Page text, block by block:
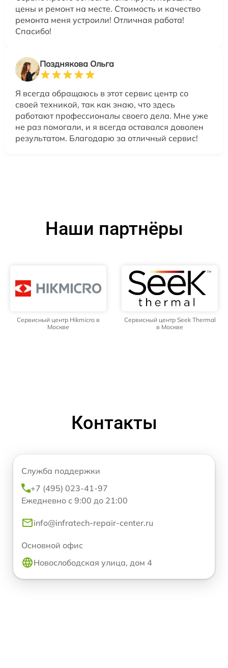
цены и ремонт на месте. Стоимость и качество
ремонта меня устроили! Отличная работа!
Спасибо!
Позднякова Ольга
Я всегда обращаюсь в этот сервис центр со
своей техникой, так как знаю, что здесь
работают профессионалы своего дела. Мне уже
не раз помогали, и я всегда оставался доволен
результатом. Благодарю за отличный сервис!
Наши партнёры
Сервисный центр Hikmicro в
Москве
Сервисный центр Seek Thermal
в Москве
Контакты
Служба поддержки
+7 (495) 023-41-97
Ежедневно с 9:00 до 21:00
info@infratech-repair-center.ru
Основной офис
Новослободская улица, дом 4